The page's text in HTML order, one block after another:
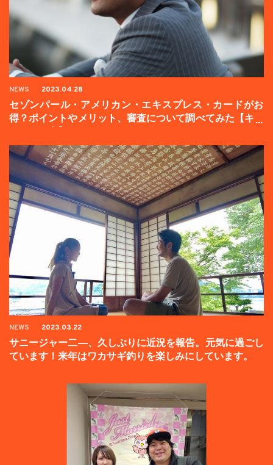
NEWS 2023.04.28
セゾンパール・アメリカン・エキスプレス・カードがお
得？ポイントやメリット、審査について調べてみた【キャ
NEWS 2023.03.22
サニージャー二―、久しぶりに近況を報告。元気に過ごし
ています！来年はワカサギ釣りを楽しみにしています。